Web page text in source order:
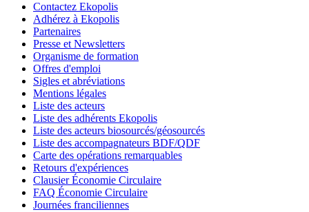
Contactez Ekopolis
Adhérez à Ekopolis
Partenaires
Presse et Newsletters
Organisme de formation
Offres d'emploi
Sigles et abréviations
Mentions légales
Liste des acteurs
Liste des adhérents Ekopolis
Liste des acteurs biosourcés/géosourcés
Liste des accompagnateurs BDF/QDF
Carte des opérations remarquables
Retours d'expériences
Clausier Économie Circulaire
FAQ Économie Circulaire
Journées franciliennes